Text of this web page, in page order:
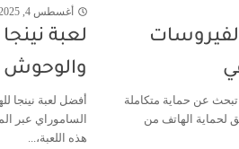
عن حماية متكاملة
لحماية الهاتف من
أغسطس 4, 2025
لعبة
والوحوش
أفضل لعبة نينجا
الساموراي عبر
هذه اللعبة،...